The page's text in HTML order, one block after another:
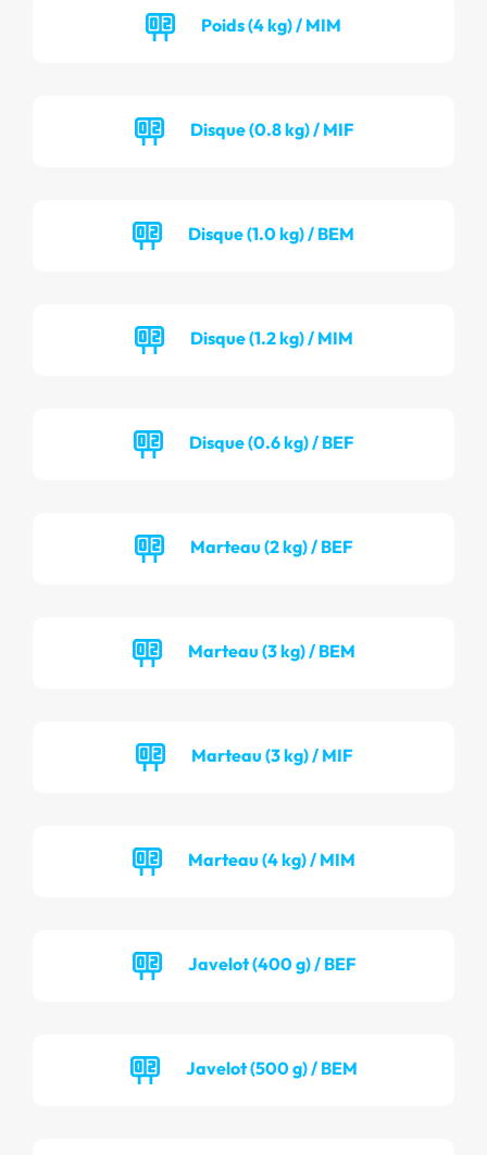
Poids (4 kg) / MIM
Disque (0.8 kg) / MIF
Disque (1.0 kg) / BEM
Disque (1.2 kg) / MIM
Disque (0.6 kg) / BEF
Marteau (2 kg) / BEF
Marteau (3 kg) / BEM
Marteau (3 kg) / MIF
Marteau (4 kg) / MIM
Javelot (400 g) / BEF
Javelot (500 g) / BEM